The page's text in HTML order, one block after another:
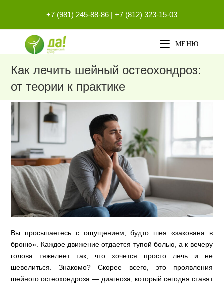
содержимому
+7 (981) 245-88-86 | +7 (812) 323-15-03
МЕНЮ
Как лечить шейный остеохондроз:
от теории к практике
Вы просыпаетесь с ощущением, будто шея «закована в
броню». Каждое движение отдается тупой болью, а к вечеру
голова тяжелеет так, что хочется просто лечь и не
шевелиться. Знакомо? Скорее всего, это проявления
шейного остеохондроза — диагноза, который сегодня ставят